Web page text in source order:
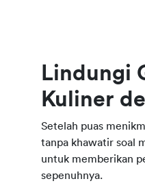
Lindungi
Kuliner
Setelah puas
tanpa khawatir soal
untuk memberikan
sepenuhnya.